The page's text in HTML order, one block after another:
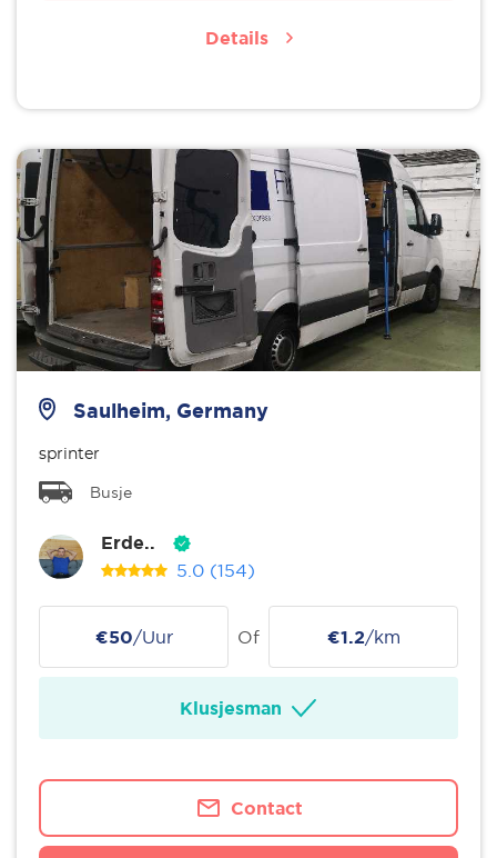
Details
Saulheim, Germany
sprinter
Busje
Erde..
5.0 (154)
€50/Uur Of €1.2/km
Klusjesman
Contact